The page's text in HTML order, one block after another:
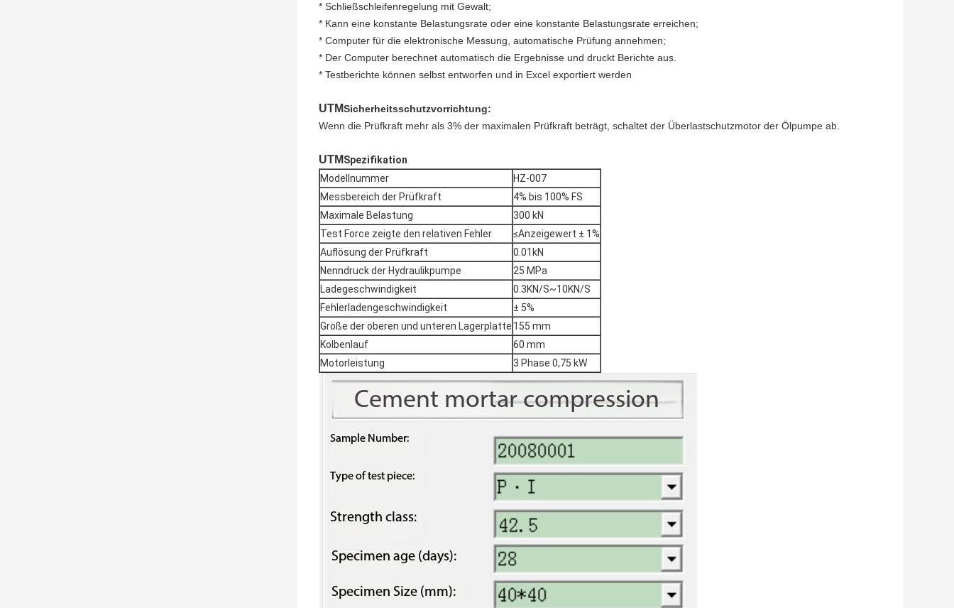
* Schließschleifenregelung mit Gewalt;
* Kann eine konstante Belastungsrate oder eine konstante Belastungsrate erreichen;
* Computer für die elektronische Messung, automatische Prüfung annehmen;
* Der Computer berechnet automatisch die Ergebnisse und druckt Berichte aus.
* Testberichte können selbst entworfen und in Excel exportiert werden
UTMSicherheitsschutzvorrichtung:
Wenn die Prüfkraft mehr als 3% der maximalen Prüfkraft beträgt, schaltet der Überlastschutzmotor der Ölpumpe ab.
UTMSpezifikation
Modellnummer
HZ-007
Messbereich der Prüfkraft
4% bis 100% FS
Maximale Belastung
300 kN
Test Force zeigte den relativen Fehler
≤Anzeigewert ± 1%
Auflösung der Prüfkraft
0.01kN
Nenndruck der Hydraulikpumpe
25 MPa
Ladegeschwindigkeit
0.3KN/S~10KN/S
Fehlerladengeschwindigkeit
± 5%
Größe der oberen und unteren Lagerplatte 155 mm
Kolbenlauf
60 mm
Motorleistung
3 Phase 0,75 kW